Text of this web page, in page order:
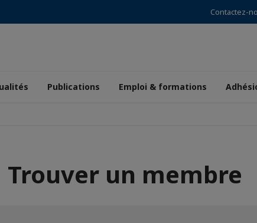
Contactez-
Publications Emploi & formations
Trouver un membre